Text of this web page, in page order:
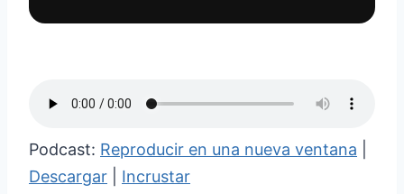
Podcast: Reproducir en una nueva ventana
Descargar
Incrustar